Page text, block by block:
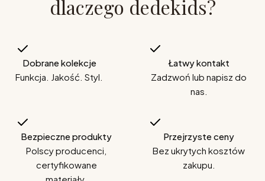
dlaczego dedekids?
Dobrane kolekcje
Funkcja. Jakość. Styl.
Łatwy kontakt
Zadzwoń lub napisz do
nas.
Bezpieczne produkty
Polscy producenci,
certyfikowane
materiały.
Przejrzyste ceny
Bez ukrytych kosztów
zakupu.